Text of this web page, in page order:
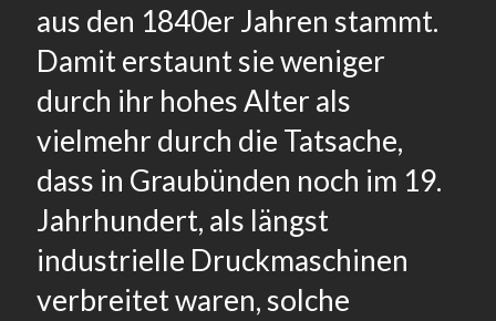
aus den 1840er Jahren stammt.
Damit erstaunt sie weniger
durch ihr hohes Alter als
vielmehr durch die Tatsache,
dass in Graubünden noch im 19.
Jahrhundert, als längst
industrielle Druckmaschinen
verbreitet waren, solche